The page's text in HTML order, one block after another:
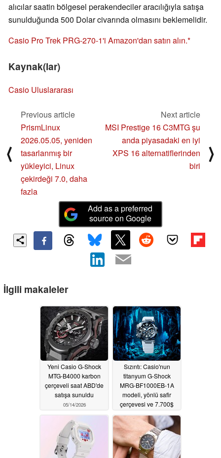
alıcılar saatin bölgesel perakendeciler aracılığıyla satışa
sunulduğunda 500 Dolar civarında olmasını beklemelidir.
Casio Pro Trek PRG-270-1'i Amazon'dan satın alın.
Kaynak(lar)
Casio Uluslararası
⟨
Previous article
PrismLinux
2026.05.05, yeniden
tasarlanmış bir
yükleyici, Linux
çekirdeği 7.0, daha
fazla
Next article
MSI Prestige 16 C3MTG şu
anda piyasadaki en iyi
XPS 16 alternatiflerinden
biri
⟩
Add as a preferred
source on Google
İlgili makaleler
Yeni Casio G-Shock
MTG-B4000 karbon
çerçeveli saat ABD'de
satışa sunuldu
05/14/2026
Sızıntı: Casio'nun
titanyum G-Shock
MRG-BF1000EB-1A
modeli, yönlü safir
çerçevesi ve 7.700$
yüzüne çıkıyor05/13/2026